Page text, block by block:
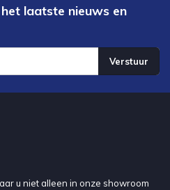
laatste nieuws en
Verstuur
u niet alleen in onze showroom